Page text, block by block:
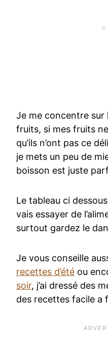
Je me concentre sur
fruits, si mes fruits
qu’ils n’ont pas ce
je mets un peu de
boisson est juste
Le tableau ci
vais essayer de
surtout gardez le
Je vous conseille
recettes d’été ou
soir, j’ai dressé des
des recettes facile a